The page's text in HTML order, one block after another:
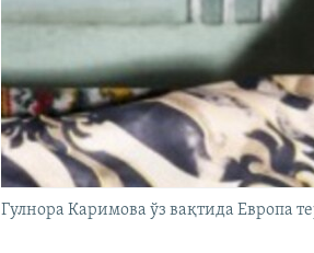
Гулнора Каримова ўз вақтида Европа